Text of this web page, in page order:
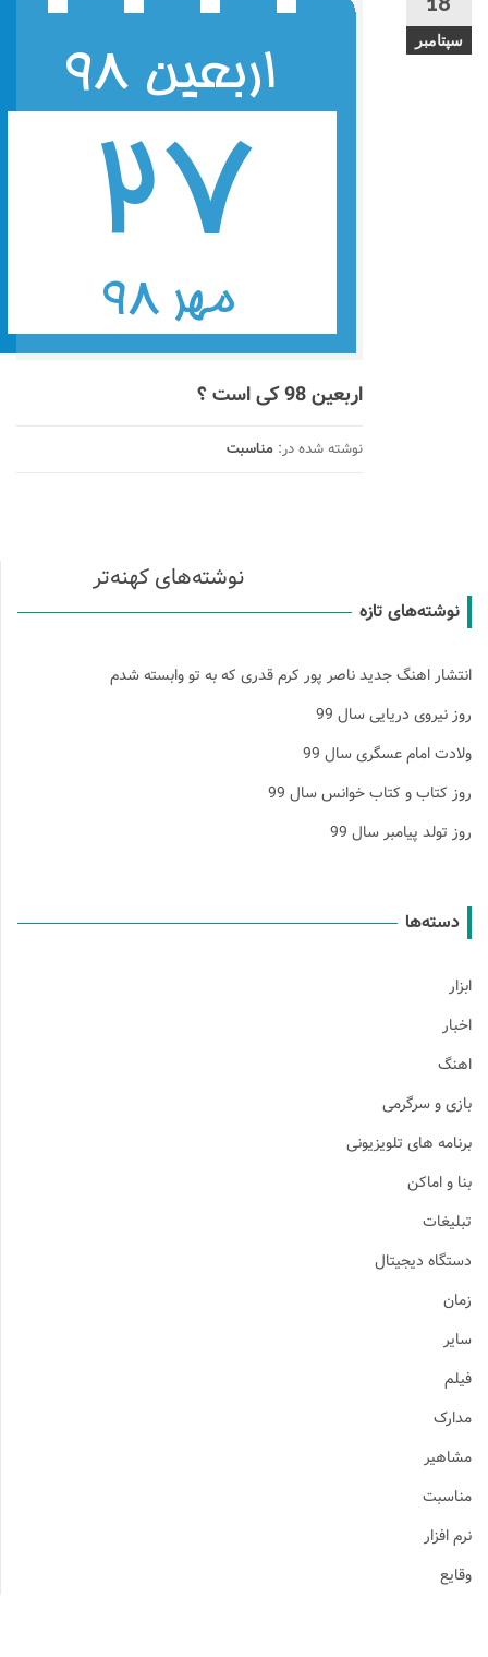
سپتامبر
اربعین 98 کی است ؟
نوشته شده در:مناسبت
نوشته‌های کهنه‌تر
نوشته‌های تازه
اهنگ جدید ناصر پور کرم قدری که به تو وابسته شدم
نیروی دریایی سال 99
امام عسگری سال 99
کتاب و کتاب خوانس سال 99
تولد پیامبر سال 99
دسته‌ها
و سرگرمی
های تلویزیونی
و اماکن
دیجیتال
افزار